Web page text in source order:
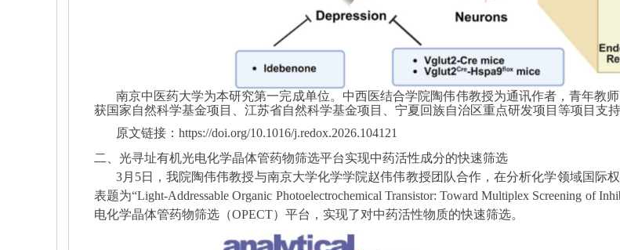
南京中医药大学为本研究第一完成单位。中西医结合学院陶伟伟教授为通讯作者，青年教
获国家自然科学基金项目、江苏省自然科学基金项目、宁夏回族自治区重点研发项目等项目支持
原文链接： https://doi.org/10.1016/j.redox.2026.104121
二、光寻址有机光电化学晶体管药物筛选平台实现中药活性成分的快速筛选
3月 5日，我院陶伟伟教授与南京大学化学学院赵伟伟教授团队合作，在分析化学领域国际权
表题为“Light-Addressable Organic Photoelectrochemical Transistor: Toward Multiplex Screening of
电化学晶体管药物筛选（OPECT）平台，实现了对中药活性物质的快速筛选。